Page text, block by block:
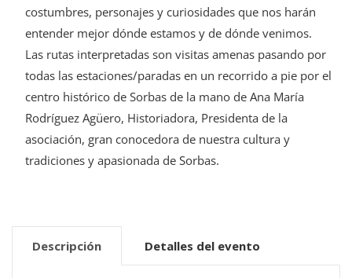
Estación"
-
Viernes
27
de
febrero
cantidad
costumbres, personajes y curiosidades que nos harán
entender mejor dónde estamos y de dónde venimos.
Las rutas interpretadas son visitas amenas pasando por
todas las estaciones/paradas en un recorrido a pie por el
centro histórico de Sorbas de la mano de Ana María
Rodríguez Agüero, Historiadora, Presidenta de la
asociación, gran conocedora de nuestra cultura y
tradiciones y apasionada de Sorbas.
Descripción Detalles del evento